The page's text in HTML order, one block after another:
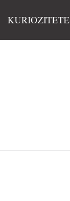
KURIOZITETE